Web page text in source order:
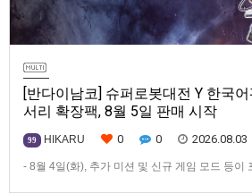
[반다이남코] 슈퍼로봇대전 Y 한국
서리 확장팩, 8월 5일 판매 시작
99 HIKARU 0 0 2026.08.03
- 8월 4일(화), 추가 미션 및 신규 게임 모드 등이